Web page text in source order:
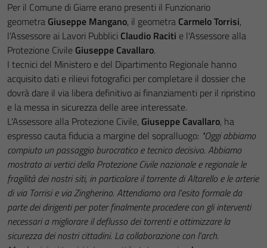
Per il Comune di Giarre erano presenti il Funzionario
geometra Giuseppe Mangano, il geometra Carmelo Torrisi,
l'Assessore ai Lavori Pubblici Claudio Raciti e l'Assessore alla
Protezione Civile Giuseppe Cavallaro.
I tecnici del Ministero e del Dipartimento Regionale hanno
acquisito dati e rilievi fotografici per completare il dossier che
dovrà dare il via libera definitivo ai finanziamenti per il ripristino
e la messa in sicurezza delle aree interessate.
L'Assessore alla Protezione Civile, Giuseppe Cavallaro, ha
espresso cauta fiducia a margine del sopralluogo: "Oggi abbiamo
compiuto un passaggio burocratico e tecnico decisivo. Abbiamo
mostrato ai vertici della Protezione Civile nazionale e regionale le
fragilità dei nostri siti, in particolare il torrente di Altarello e le arterie
di via Torrisi e via Zingherino. Attendiamo ora l'esito formale da
parte dei dirigenti per poter finalmente procedere con gli interventi
necessari a migliorare il deflusso dei torrenti e ottimizzare la
sicurezza dei nostri cittadini. La collaborazione con l'arch.